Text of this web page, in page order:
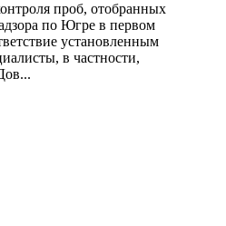
проб, отобранных
по Югре в первом
установленным
в частности,